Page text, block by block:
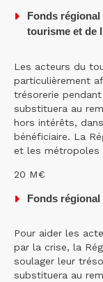
Fonds
tourisme et de
Les acteurs du
particulièrement
trésorerie
substituera au
hors intérêts,
bénéficiaire. La
et les métropoles
20 M€
Fonds régional
Pour aider les
par la crise, la
soulager leur
substituera au